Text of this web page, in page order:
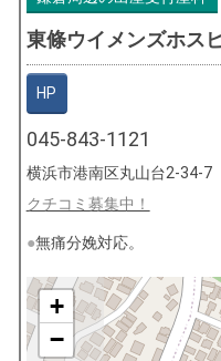
東條ウイメンズホス
HP
045-843-1121
横浜市港南区丸山台2-34-7
クチコミ募集中！
無痛分娩対応。
+
−